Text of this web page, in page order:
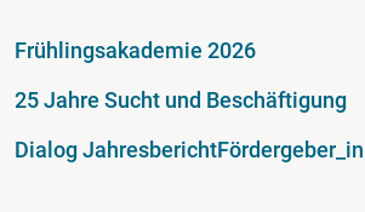
Fußzeile
Frühlingsakademie 2026
25 Jahre Sucht und Beschäftigung
Dialog Jahresbericht